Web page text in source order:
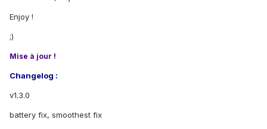
Enjoy !
;)
Mise à jour !
Changelog :
v1.3.0
battery fix, smoothest fix